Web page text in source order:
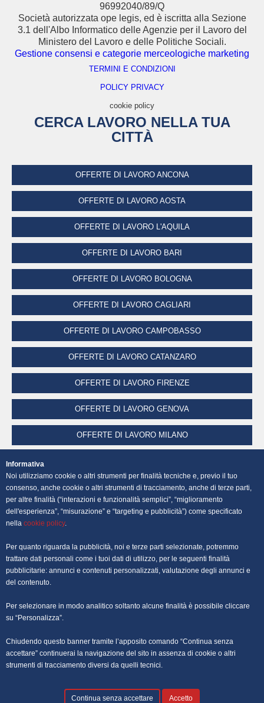
96992040/89/Q
Società autorizzata ope legis, ed è iscritta alla Sezione
3.1 dell'Albo Informatico delle Agenzie per il Lavoro del
Ministero del Lavoro e delle Politiche Sociali.
Gestione consensi e categorie merceologiche marketing
TERMINI E CONDIZIONI
POLICY PRIVACY
cookie policy
CERCA LAVORO NELLA TUA
CITTÀ
OFFERTE DI LAVORO ANCONA
OFFERTE DI LAVORO AOSTA
OFFERTE DI LAVORO L'AQUILA
OFFERTE DI LAVORO BARI
OFFERTE DI LAVORO BOLOGNA
OFFERTE DI LAVORO CAGLIARI
OFFERTE DI LAVORO CAMPOBASSO
OFFERTE DI LAVORO CATANZARO
OFFERTE DI LAVORO FIRENZE
OFFERTE DI LAVORO GENOVA
OFFERTE DI LAVORO MILANO
OFFERTE DI LAVORO PALERMO
OFFERTE DI LAVORO PERUGIA
OFFERTE DI LAVORO ROMA
OFFERTE DI LAVORO TRIESTE
OFFERTE DI LAVORO VENEZIA
Informativa
Noi utilizziamo cookie o altri strumenti per finalità tecniche e, previo il tuo
consenso, anche cookie o altri strumenti di tracciamento, anche di terze parti,
per altre finalità (“interazioni e funzionalità semplici”, “miglioramento
dell'esperienza”, “misurazione” e “targeting e pubblicità”) come specificato
nella cookie policy.
Per quanto riguarda la pubblicità, noi e terze parti selezionate, potremmo
trattare dati personali come i tuoi dati di utilizzo, per le seguenti finalità
pubblicitarie: annunci e contenuti personalizzati, valutazione degli annunci e
del contenuto.
Per selezionare in modo analitico soltanto alcune finalità è possibile cliccare
su “Personalizza”.
Chiudendo questo banner tramite l’apposito comando “Continua senza
accettare” continuerai la navigazione del sito in assenza di cookie o altri
strumenti di tracciamento diversi da quelli tecnici.
Continua senza accettare Accetto